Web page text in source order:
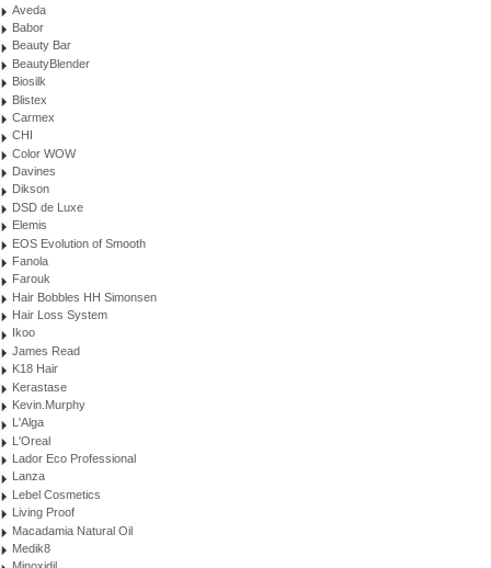
Aveda
Babor
Beauty Bar
BeautyBlender
Biosilk
Blistex
Carmex
CHI
Color WOW
Davines
Dikson
DSD de Luxe
Elemis
EOS Evolution of Smooth
Fanola
Farouk
Hair Bobbles HH Simonsen
Hair Loss System
Ikoo
James Read
K18 Hair
Kerastase
Kevin.Murphy
L'Alga
L'Oreal
Lador Eco Professional
Lanza
Lebel Cosmetics
Living Proof
Macadamia Natural Oil
Medik8